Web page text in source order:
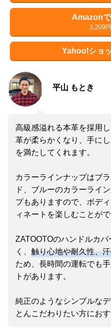
Amazon
3,269円
Yahoo!ショ
平山 もとき
高級感溢れる本革を採用
革が柔らかくなり、手に
を満たしてくれます。
カラーラインナップはブ
ド、ブルーのカラーライ
プもありますので、ボデ
ィネートを楽しむことがで
ZATOOTOのハンドルカ
く、 触り心地や耐久性、
ため、長時間の運転でも
トがあります。
純正のようなシンプルな
とんこだわりたい方にお